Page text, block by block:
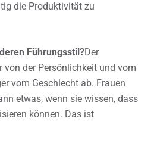
die Produktivität zu
Führungsstil?Der
der Persönlichkeit und vom
vom Geschlecht ab. Frauen
etwas, wenn sie wissen, dass
können. Das ist